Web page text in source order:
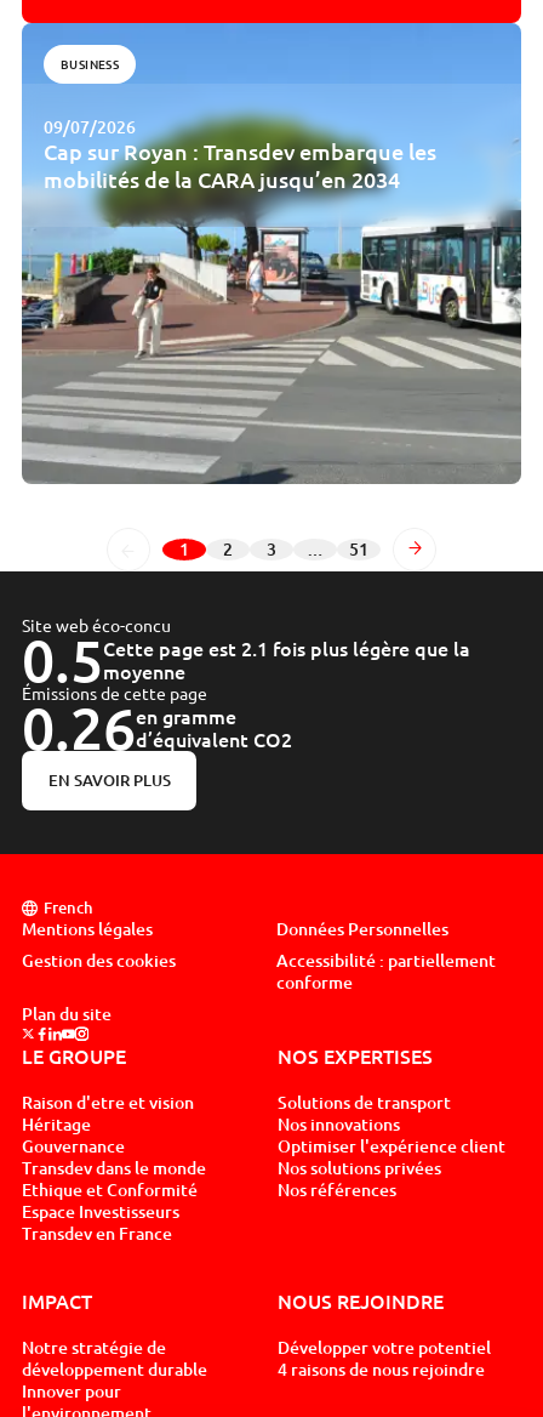
BUSINESS
09/07/2026
Cap sur Royan : Transdev embarque les
mobilités de la CARA jusqu’en 2034
Page
1
Page
2
Page
3 …
Page
51 Suivant
Site web éco-concu
0.5Cette page est 2.1 fois plus légère que la
moyenne
Émissions de cette page
0.26en gramme
d’équivalent CO2
EN SAVOIR PLUS
French
Mentions légales
Données Personnelles
Gestion des cookies
Accessibilité : partiellement
conforme
Plan du site
Suivez nous sur x, nouvel onglet
Suivez nous sur facebook, nouvel onglet
Suivez nous sur linkedin, nouvel onglet
Suivez nous sur youtube, nouvel onglet
LE GROUPE
Raison d'etre et vision
Héritage
Gouvernance
Transdev dans le monde
Ethique et Conformité
Espace Investisseurs
Transdev en France
NOS EXPERTISES
Solutions de transport
Nos innovations
Optimiser l'expérience client
Nos solutions privées
Nos références
IMPACT
Notre stratégie de
développement durable
Innover pour
NOUS REJOINDRE
Développer votre potentiel
4 raisons de nous rejoindre